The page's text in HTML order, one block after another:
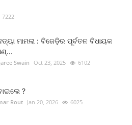
7222
ମାମଲା : ବିଜେଡ଼ିର ପୂର୍ବତନ ବିଧାୟକ
Swain Oct 23, 2025 6102
?
Rout Jan 20, 2026 6025